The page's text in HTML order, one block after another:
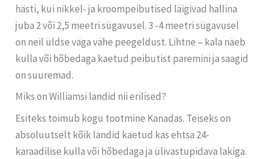
hästi, kui nikkel- ja kroompeibutised läigivad hallina
juba 2 või 2,5 meetri sügavusel. 3 -4 meetri sügavusel
on neil üldse väga vähe peegeldust. Lihtne – kala näeb
kulla või hõbedaga kaetud peibutist paremini ja saagid
on suuremad.
Miks on Williamsi landid nii erilised?
Esiteks toimub kogu tootmine Kanadas. Teiseks on
absoluutselt kõik landid kaetud kas ehtsa 24-
karaadilise kulla või hõbedaga ja ülivastupidava lakiga.